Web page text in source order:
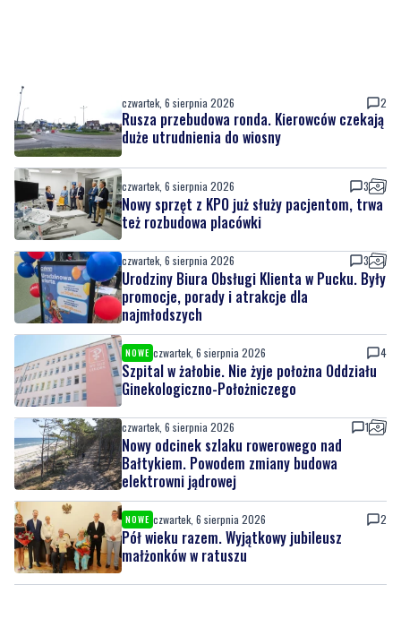
czwartek, 6 sierpnia 2026 2
Rusza przebudowa ronda. Kierowców czekają
duże utrudnienia do wiosny
czwartek, 6 sierpnia 2026 3
Nowy sprzęt z KPO już służy pacjentom, trwa
też rozbudowa placówki
czwartek, 6 sierpnia 2026 3
Urodziny Biura Obsługi Klienta w Pucku. Były
promocje, porady i atrakcje dla
najmłodszych
NOWE czwartek, 6 sierpnia 2026 4
Szpital w żałobie. Nie żyje położna Oddziału
Ginekologiczno-Położniczego
czwartek, 6 sierpnia 2026 1
Nowy odcinek szlaku rowerowego nad
Bałtykiem. Powodem zmiany budowa
elektrowni jądrowej
NOWE czwartek, 6 sierpnia 2026 2
Pół wieku razem. Wyjątkowy jubileusz
małżonków w ratuszu